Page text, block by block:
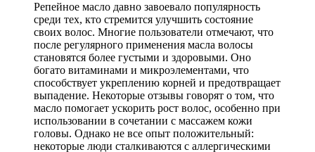
Репейное масло давно завоевало популярность
среди тех, кто стремится улучшить состояние
своих волос. Многие пользователи отмечают, что
после регулярного применения масла волосы
становятся более густыми и здоровыми. Оно
богато витаминами и микроэлементами, что
способствует укреплению корней и предотвращает
выпадение. Некоторые отзывы говорят о том, что
масло помогает ускорить рост волос, особенно при
использовании в сочетании с массажем кожи
головы. Однако не все опыт положительный:
некоторые люди сталкиваются с аллергическими